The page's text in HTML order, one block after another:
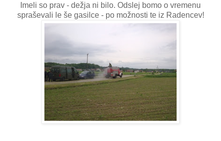
Imeli so prav - dežja ni bilo. Odslej bomo o vremenu
spraševali le še gasilce - po možnosti te iz Radencev!